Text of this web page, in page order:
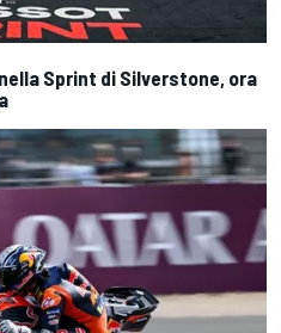
Sprint di Silverstone, ora